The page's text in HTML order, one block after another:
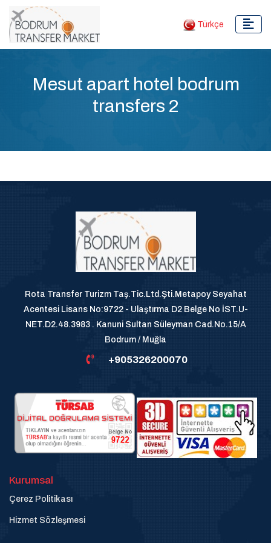
Türkçe
Mesut apart hotel bodrum
transfers 2
Rota Transfer Turizm Taş.Tic.Ltd.Şti.Metapoy Seyahat
Acentesi Lisans No:9722 - Ulaştırma D2 Belge No İST.U-
NET.D2.48.3983 . Kanuni Sultan Süleyman Cad.No.15/A
Bodrum / Muğla
+905326200070
Kurumsal
Çerez Politikası
Hizmet Sözleşmesi